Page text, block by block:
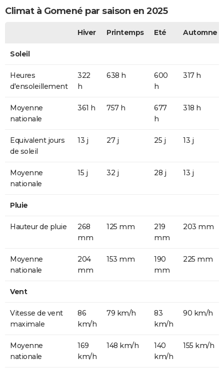
Climat à Gomené par saison en 2025
Hiver Printemps Eté Automne
Soleil
Heures
d'ensoleillement
322
h
638 h
600
h
317 h
Moyenne
nationale
361 h 757 h
677
h
318 h
Equivalent jours
de soleil
13 j 27 j 25 j 13 j
Moyenne
nationale
15 j 32 j 28 j 13 j
Pluie
Hauteur de pluie
268
mm
125 mm
219
mm
203 mm
Moyenne
nationale
204
mm
153 mm
190
mm
225 mm
Vent
Vitesse de vent
maximale
86
km/h
79 km/h
83
km/h
90 km/h
Moyenne
nationale
169
km/h
148 km/h
140
km/h
155 km/h